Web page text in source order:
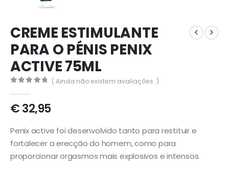
CREME ESTIMULANTE
PARA O PÉNIS PENIX
ACTIVE 75ML
( Ainda não existem avaliações. )
€32,95
Penix active foi desenvolvido tanto para restituir e
fortalecer a erecção do homem, como para
proporcionar orgasmos mais explosivos e intensos.